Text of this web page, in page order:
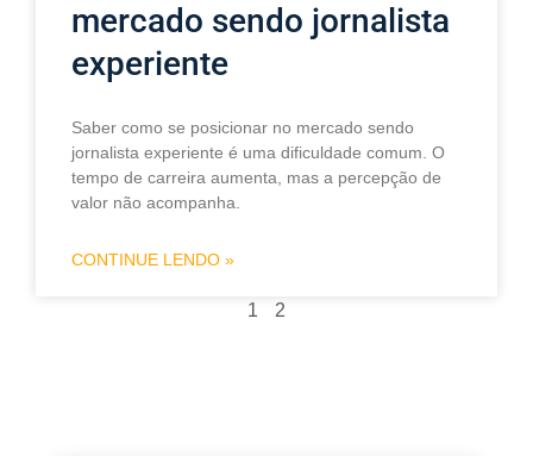
mercado sendo jornalista
experiente
Saber como se posicionar no mercado sendo
jornalista experiente é uma dificuldade comum. O
tempo de carreira aumenta, mas a percepção de
valor não acompanha.
CONTINUE LENDO »
1 2